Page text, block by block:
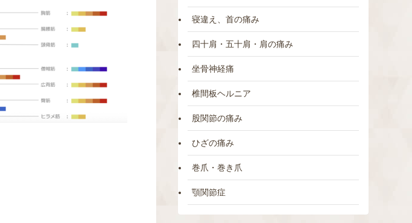
寝違え、首の痛み
四十肩・五十肩・肩の痛み
坐骨神経痛
椎間板ヘルニア
股関節の痛み
ひざの痛み
巻爪・巻き爪
顎関節症